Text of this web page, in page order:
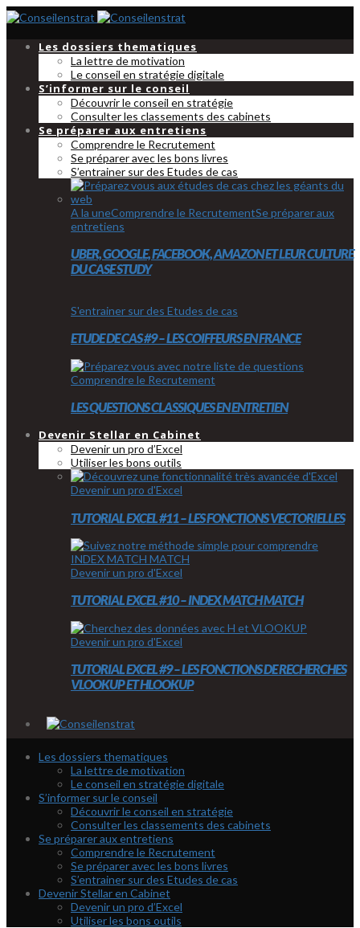
Les dossiers thematiques
La lettre de motivation
Le conseil en stratégie digitale
S’informer sur le conseil
Découvrir le conseil en stratégie
Consulter les classements des cabinets
Se préparer aux entretiens
Comprendre le Recrutement
Se préparer avec les bons livres
S’entrainer sur des Etudes de cas
A la uneComprendre le RecrutementSe préparer aux
entretiens
UBER, GOOGLE, FACEBOOK, AMAZON ET LEUR CULTURE
DU CASE STUDY
S'entrainer sur des Etudes de cas
ETUDE DE CAS #9 – LES COIFFEURS EN FRANCE
Comprendre le Recrutement
LES QUESTIONS CLASSIQUES EN ENTRETIEN
Devenir Stellar en Cabinet
Devenir un pro d’Excel
Utiliser les bons outils
Devenir un pro d'Excel
TUTORIAL EXCEL #11 – LES FONCTIONS VECTORIELLES
Devenir un pro d'Excel
TUTORIAL EXCEL #10 – INDEX MATCH MATCH
Devenir un pro d'Excel
TUTORIAL EXCEL #9 – LES FONCTIONS DE RECHERCHES
VLOOKUP ET HLOOKUP
Les dossiers thematiques
La lettre de motivation
Le conseil en stratégie digitale
S’informer sur le conseil
Découvrir le conseil en stratégie
Consulter les classements des cabinets
Se préparer aux entretiens
Comprendre le Recrutement
Se préparer avec les bons livres
S’entrainer sur des Etudes de cas
Devenir Stellar en Cabinet
Devenir un pro d’Excel
Utiliser les bons outils